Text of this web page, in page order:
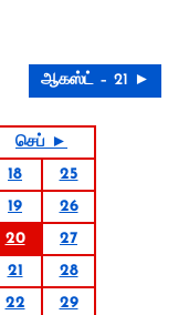
ஆகஸ்ட் – 21 ►
செப் ►
18
25
19
26
20
27
21
28
22
29